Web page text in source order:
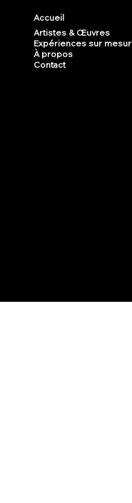
Accueil
Artistes & Œuvres
Expériences sur
À propos
Contact